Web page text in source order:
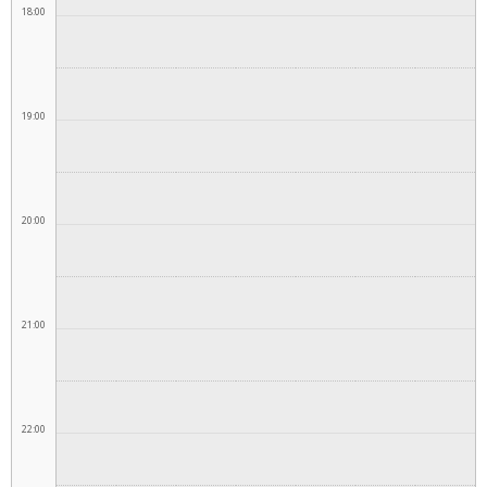
18:00
19:00
20:00
21:00
22:00